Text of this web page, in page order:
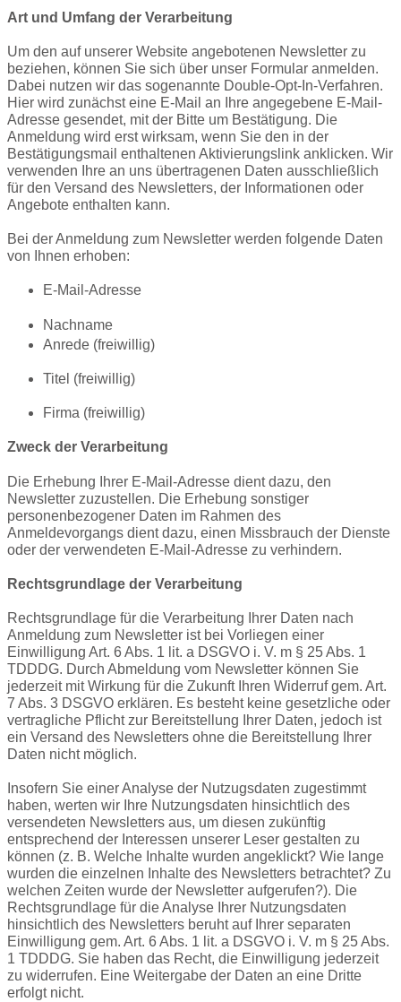
Art und Umfang der Verarbeitung
Um den auf unserer Website angebotenen Newsletter zu
beziehen, können Sie sich über unser Formular anmelden.
Dabei nutzen wir das sogenannte Double-Opt-In-Verfahren.
Hier wird zunächst eine E-Mail an Ihre angegebene E-Mail-
Adresse gesendet, mit der Bitte um Bestätigung. Die
Anmeldung wird erst wirksam, wenn Sie den in der
Bestätigungsmail enthaltenen Aktivierungslink anklicken. Wir
verwenden Ihre an uns übertragenen Daten ausschließlich
für den Versand des Newsletters, der Informationen oder
Angebote enthalten kann.
Bei der Anmeldung zum Newsletter werden folgende Daten
von Ihnen erhoben:
E-Mail-Adresse
Nachname
Anrede (freiwillig)
Titel (freiwillig)
Firma (freiwillig)
Zweck der Verarbeitung
Die Erhebung Ihrer E-Mail-Adresse dient dazu, den
Newsletter zuzustellen. Die Erhebung sonstiger
personenbezogener Daten im Rahmen des
Anmeldevorgangs dient dazu, einen Missbrauch der Dienste
oder der verwendeten E-Mail-Adresse zu verhindern.
Rechtsgrundlage der Verarbeitung
Rechtsgrundlage für die Verarbeitung Ihrer Daten nach
Anmeldung zum Newsletter ist bei Vorliegen einer
Einwilligung Art. 6 Abs. 1 lit. a DSGVO i. V. m § 25 Abs. 1
TDDDG. Durch Abmeldung vom Newsletter können Sie
jederzeit mit Wirkung für die Zukunft Ihren Widerruf gem. Art.
7 Abs. 3 DSGVO erklären. Es besteht keine gesetzliche oder
vertragliche Pflicht zur Bereitstellung Ihrer Daten, jedoch ist
ein Versand des Newsletters ohne die Bereitstellung Ihrer
Daten nicht möglich.
Insofern Sie einer Analyse der Nutzugsdaten zugestimmt
haben, werten wir Ihre Nutzungsdaten hinsichtlich des
versendeten Newsletters aus, um diesen zukünftig
entsprechend der Interessen unserer Leser gestalten zu
können (z. B. Welche Inhalte wurden angeklickt? Wie lange
wurden die einzelnen Inhalte des Newsletters betrachtet? Zu
welchen Zeiten wurde der Newsletter aufgerufen?). Die
Rechtsgrundlage für die Analyse Ihrer Nutzungsdaten
hinsichtlich des Newsletters beruht auf Ihrer separaten
Einwilligung gem. Art. 6 Abs. 1 lit. a DSGVO i. V. m § 25 Abs.
1 TDDDG. Sie haben das Recht, die Einwilligung jederzeit
zu widerrufen. Eine Weitergabe der Daten an eine Dritte
erfolgt nicht.